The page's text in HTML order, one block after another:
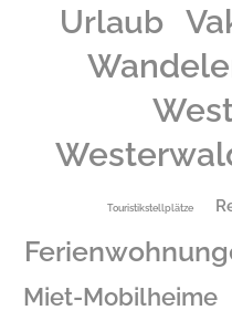
Urlaub
Touristikstellplätze
Miet-Mobilheime